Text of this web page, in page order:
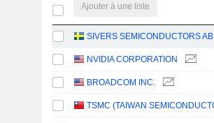
Ajouter à une liste
SIVERS SEMICONDUCTORS AB
NVIDIA CORPORATION
BROADCOM INC.